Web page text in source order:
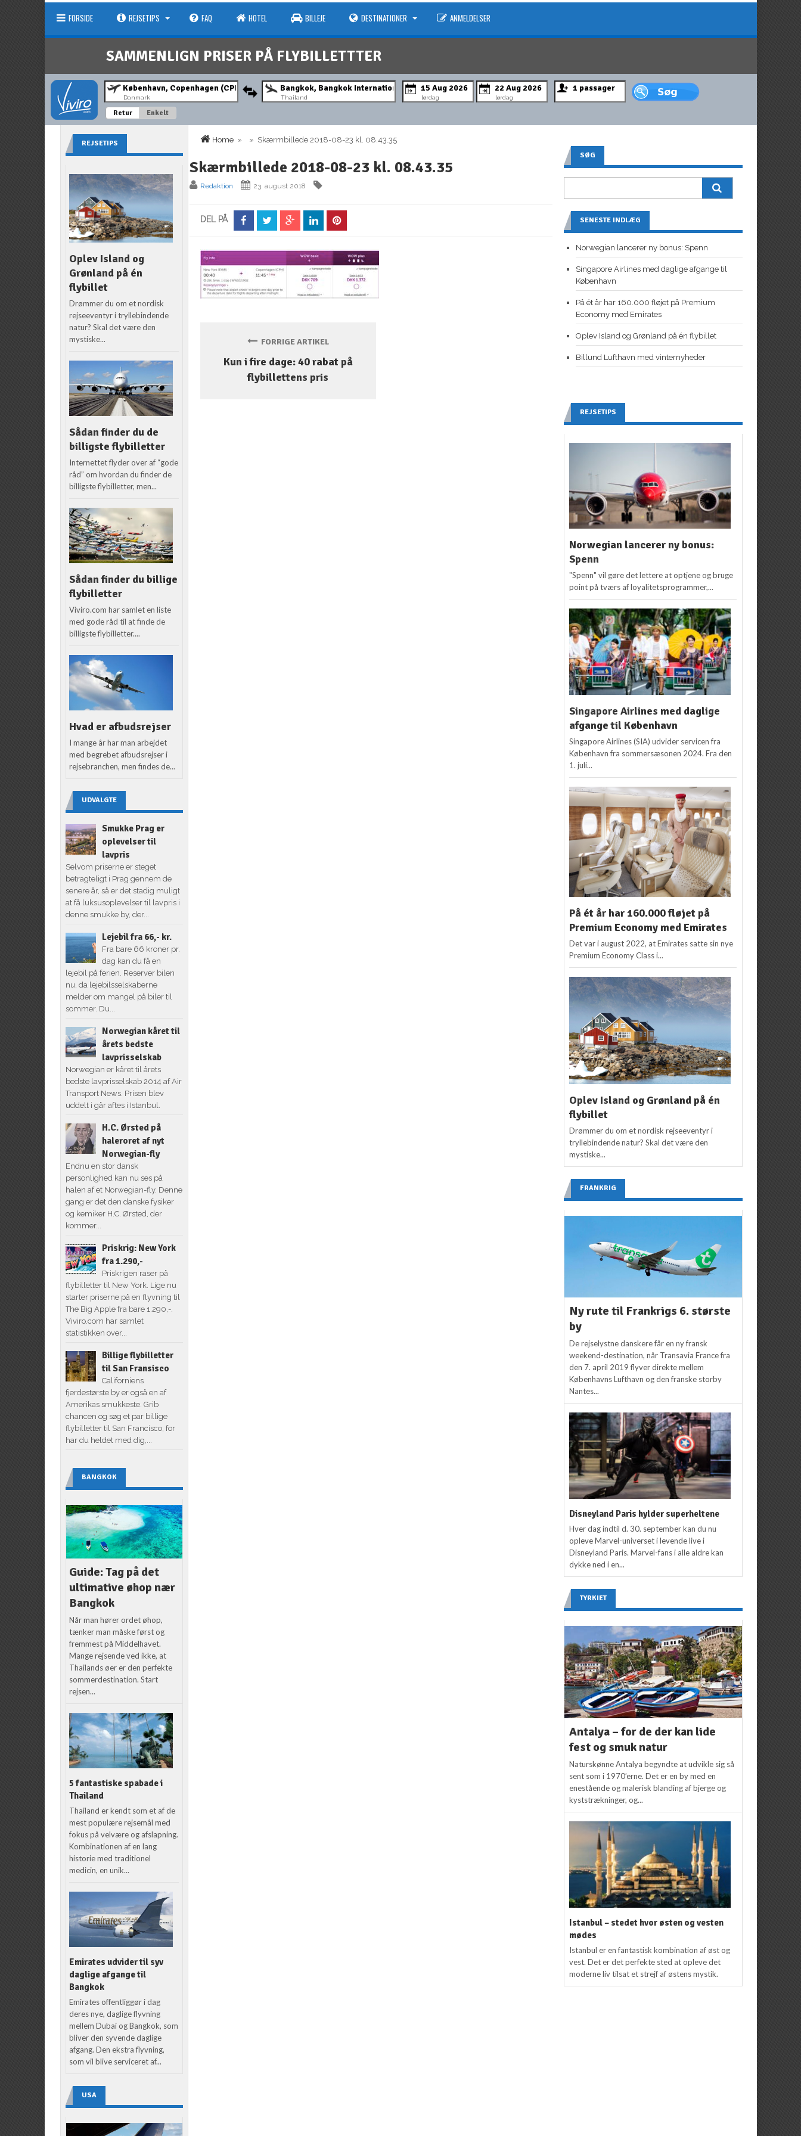
FORSIDE REJSETIPS FAQ HOTEL BILLEJE DESTINATIONER ANMELDELSER
SAMMENLIGN PRISER PÅ FLYBILLETTTER
Danmark Thailand lørdag lørdag
Retur Enkelt
Home » » Skærmbillede 2018-08-23 kl. 08.43.35
Skærmbillede 2018-08-23 kl. 08.43.35
Redaktion 23. august 2018
DEL PÅ
FORRIGE ARTIKEL
Kun i fire dage: 40 rabat på
flybillettens pris
REJSETIPS
Oplev Island og
Grønland på én
flybillet
Drømmer du om et nordisk
rejseeventyr i tryllebindende
natur? Skal det være den
mystiske...
Sådan finder du de
billigste flybilletter
Internettet flyder over af “gode
råd” om hvordan du finder de
billigste flybilletter, men...
Sådan finder du billige
flybilletter
Viviro.com har samlet en liste
med gode råd til at finde de
billigste flybilletter....
Hvad er afbudsrejser
I mange år har man arbejdet
med begrebet afbudsrejser i
rejsebranchen, men findes de...
UDVALGTE
Smukke Prag er
oplevelser til
lavpris
Selvom priserne er steget
betragteligt i Prag gennem de
senere år, så er det stadig muligt
at få luksusoplevelser til lavpris i
denne smukke by, der...
Lejebil fra 66,- kr.
Fra bare 66 kroner pr.
dag kan du få en
lejebil på ferien. Reserver bilen
nu, da lejebilsselskaberne
melder om mangel på biler til
sommer. Du...
Norwegian kåret til
årets bedste
lavprisselskab
Norwegian er kåret til årets
bedste lavprisselskab 2014 af Air
Transport News. Prisen blev
uddelt i går aftes i Istanbul.
H.C. Ørsted på
haleroret af nyt
Norwegian-fly
Endnu en stor dansk
personlighed kan nu ses på
halen af et Norwegian-fly. Denne
gang er det den danske fysiker
og kemiker H.C. Ørsted, der
kommer...
Priskrig: New York
fra 1.290,-
Priskrigen raser på
flybilletter til New York. Lige nu
starter priserne på en flyvning til
The Big Apple fra bare 1.290,-.
Viviro.com har samlet
statistikken over...
Billige flybilletter
til San Fransisco
Californiens
fjerdestørste by er også en af
Amerikas smukkeste. Grib
chancen og søg et par billige
flybilletter til San Francisco, for
har du heldet med dig,...
BANGKOK
Guide: Tag på det
ultimative øhop nær
Bangkok
Når man hører ordet øhop,
tænker man måske først og
fremmest på Middelhavet.
Mange rejsende ved ikke, at
Thailands øer er den perfekte
sommerdestination. Start
rejsen...
5 fantastiske spabade i
Thailand
Thailand er kendt som et af de
mest populære rejsemål med
fokus på velvære og afslapning.
Kombinationen af en lang
historie med traditionel
medicin, en unik...
Emirates udvider til syv
daglige afgange til
Bangkok
Emirates offentliggør i dag
deres nye, daglige flyvning
mellem Dubai og Bangkok, som
bliver den syvende daglige
afgang. Den ekstra flyvning,
som vil blive serviceret af...
USA
SØG
SENESTE INDLÆG
Norwegian lancerer ny bonus: Spenn
Singapore Airlines med daglige afgange til
København
På ét år har 160.000 fløjet på Premium
Economy med Emirates
Oplev Island og Grønland på én flybillet
Billund Lufthavn med vinternyheder
REJSETIPS
Norwegian lancerer ny bonus:
Spenn
"Spenn" vil gøre det lettere at optjene og bruge
point på tværs af loyalitetsprogrammer,...
Singapore Airlines med daglige
afgange til København
Singapore Airlines (SIA) udvider servicen fra
København fra sommersæsonen 2024. Fra den
1. juli...
På ét år har 160.000 fløjet på
Premium Economy med Emirates
Det var i august 2022, at Emirates satte sin nye
Premium Economy Class i...
Oplev Island og Grønland på én
flybillet
Drømmer du om et nordisk rejseeventyr i
tryllebindende natur? Skal det være den
mystiske...
FRANKRIG
Ny rute til Frankrigs 6. største
by
De rejselystne danskere får en ny fransk
weekend-destination, når Transavia France fra
den 7. april 2019 flyver direkte mellem
Københavns Lufthavn og den franske storby
Nantes...
Disneyland Paris hylder superheltene
Hver dag indtil d. 30. september kan du nu
opleve Marvel-universet i levende live i
Disneyland Paris. Marvel-fans i alle aldre kan
dykke ned i en...
TYRKIET
Antalya – for de der kan lide
fest og smuk natur
Naturskønne Antalya begyndte at udvikle sig så
sent som i 1970’erne. Det er en by med en
enestående og malerisk blanding af bjerge og
kyststrækninger, og...
Istanbul – stedet hvor østen og vesten
mødes
Istanbul er en fantastisk kombination af øst og
vest. Det er det perfekte sted at opleve det
moderne liv tilsat et strejf af østens mystik.